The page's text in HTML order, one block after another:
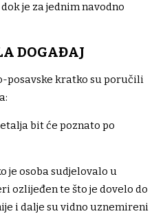
je za jednim navodno
DOGAĐAJ
posavske kratko su poručili
bit će poznato po
je osoba sudjelovalo u
ozlijeđen te što je dovelo do
i dalje su vidno uznemireni